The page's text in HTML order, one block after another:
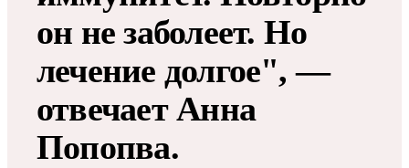
он не заболеет. Но
лечение долгое", —
отвечает Анна
Попопва.